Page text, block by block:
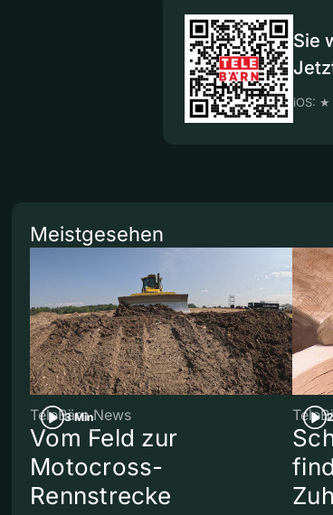
Sie
iOS: ★
Meistgesehen
3 Min
TeleBärn News
Vom Feld zur
Motocross-
Rennstrecke